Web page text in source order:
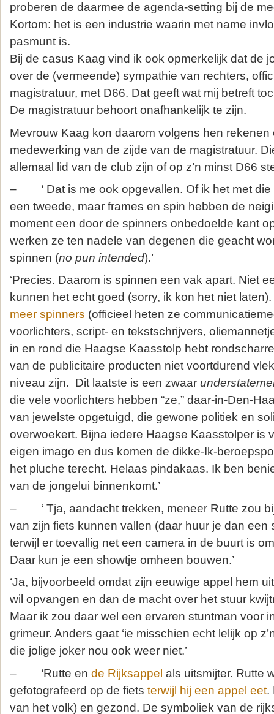
proberen de daarmee de agenda-setting bij de
Kortom: het is een industrie waarin met name
pasmunt is.
Bij de casus Kaag vind ik ook opmerkelijk dat de
over de (vermeende) sympathie van rechters,
magistratuur, met D66. Dat geeft wat mij betreft
De magistratuur behoort onafhankelijk te zijn.
Mevrouw Kaag kon daarom volgens hen rekenen
medewerking van de zijde van de magistratuur.
allemaal lid van de club zijn of op z’n minst D66
– ‘ Dat is me ook opgevallen. Of ik het met die
een tweede, maar frames en spin hebben de
moment een door de spinners onbedoelde kant
werken ze ten nadele van degenen die geacht
spinnen (no pun intended).’
‘Precies. Daarom is spinnen een vak apart. Niet
kunnen het echt goed (sorry, ik kon het niet
meer spinners (officieel heten ze
voorlichters, script- en tekstschrijvers,
in en rond die Haagse Kaasstolp hebt
van de publicitaire producten niet voortdurend
niveau zijn. Dit laatste is een zwaar
die vele voorlichters hebben “ze,” daar-in-Den-
van jewelste opgetuigd, die gewone politiek en
overwoekert. Bijna iedere Haagse Kaasstolper is
eigen imago en dus komen de dikke-Ik-
het pluche terecht. Helaas pindakaas. Ik ben
van de jongelui binnenkomt.’
– ‘ Tja, aandacht trekken, meneer Rutte zou
van zijn fiets kunnen vallen (daar huur je dan een
terwijl er toevallig net een camera in de buurt is
Daar kun je een showtje omheen bouwen.’
‘Ja, bijvoorbeeld omdat zijn eeuwige appel hem
wil opvangen en dan de macht over het stuur
Maar ik zou daar wel een ervaren stuntman voor
grimeur. Anders gaat ‘ie misschien echt lelijk op
die jolige joker nou ook weer niet.’
– ‘Rutte en de Rijksappel als uitsmijter. Rutte
gefotografeerd op de fiets terwijl hij een appel eet.
van het volk) en gezond. De symboliek van de